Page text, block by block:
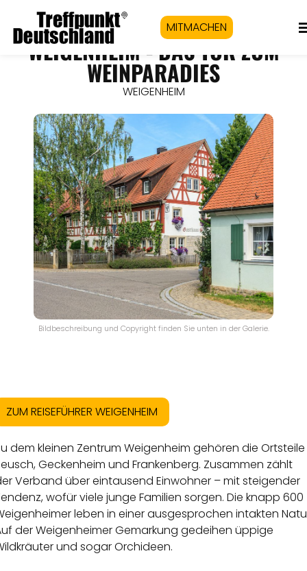
MITMACHEN
WEIGENHEIM - DAS TOR ZUM
WEINPARADIES
WEIGENHEIM
Bildbeschreibung und Copyright finden Sie unten in der Galerie.
ZUM REISEFÜHRER WEIGENHEIM
dem kleinen Zentrum Weigenheim gehören die Ortsteile
Geckenheim und Frankenberg. Zusammen zählt
Verband über eintausend Einwohner – mit steigender
wofür viele junge Familien sorgen. Die knapp 600
leben in einer ausgesprochen intakten
der Weigenheimer Gemarkung gedeihen üppige
und sogar Orchideen.